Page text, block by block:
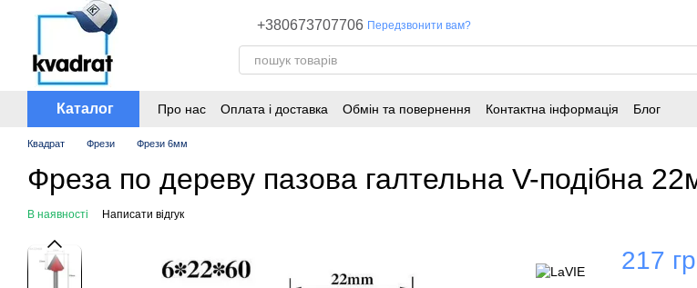
Перейти до основного контенту
+380673707706 Передзвонити вам?
Каталог Про нас Оплата і доставка Обмін та повернення Контактна інформація Блог
Квадрат Фрези Фрези 6мм
Фреза по дереву пазова галтельна V-подібна
В наявності Написати відгук
217